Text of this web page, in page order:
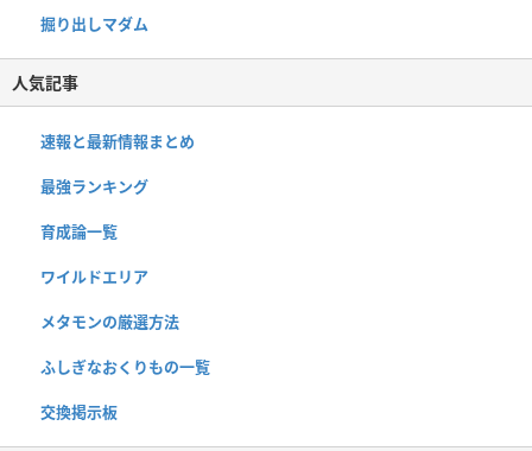
掘り出しマダム
人気記事
速報と最新情報まとめ
最強ランキング
育成論一覧
ワイルドエリア
メタモンの厳選方法
ふしぎなおくりもの一覧
交換掲示板